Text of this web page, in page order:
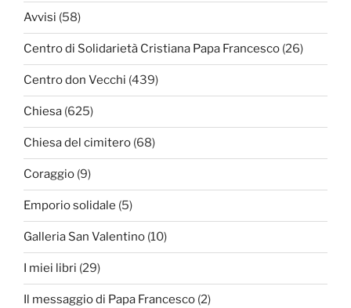
Avvisi (58)
Centro di Solidarietà Cristiana Papa Francesco (26)
Centro don Vecchi (439)
Chiesa (625)
Chiesa del cimitero (68)
Coraggio (9)
Emporio solidale (5)
Galleria San Valentino (10)
I miei libri (29)
Il messaggio di Papa Francesco (2)